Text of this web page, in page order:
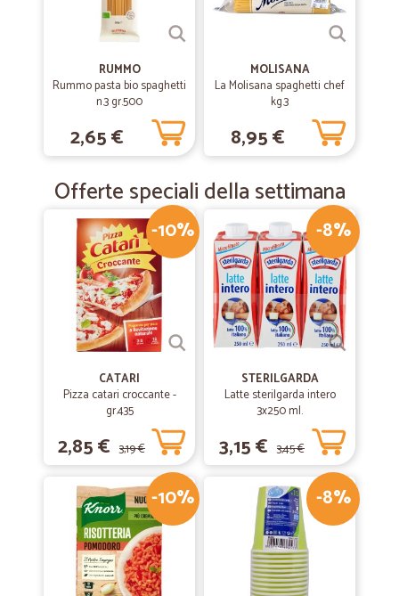
RUMMO
Rummo pasta bio spaghetti
n.3 gr.500
2,65 €
MOLISANA
La Molisana spaghetti chef
kg.3
8,95 €
Offerte speciali della settimana
-10%
CATARI
Pizza catari croccante -
gr.435
2,85 € 3,19 €
-8%
STERILGARDA
Latte sterilgarda intero
3x250 ml.
3,15 € 3,45 €
-10% -8%